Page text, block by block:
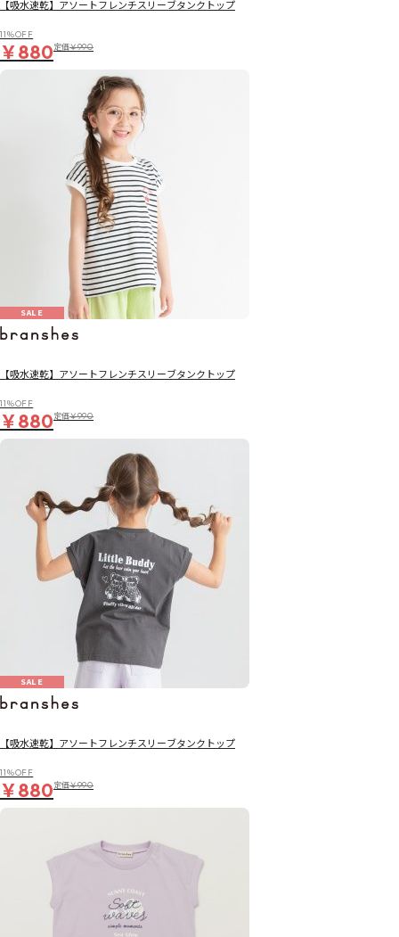
【吸水速乾】アソートフレンチスリーブタンクトップ
11％OFF
￥880定価￥990
SALE
【吸水速乾】アソートフレンチスリーブタンクトップ
11％OFF
￥880定価￥990
SALE
【吸水速乾】アソートフレンチスリーブタンクトップ
11％OFF
￥880定価￥990